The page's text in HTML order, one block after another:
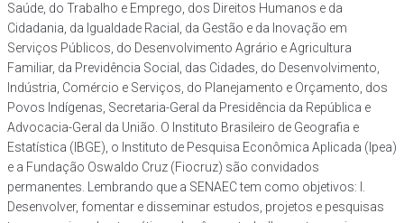
Saúde, do Trabalho e Emprego, dos Direitos Humanos e da
Cidadania, da Igualdade Racial, da Gestão e da Inovação em
Serviços Públicos, do Desenvolvimento Agrário e Agricultura
Familiar, da Previdência Social, das Cidades, do Desenvolvimento,
Indústria, Comércio e Serviços, do Planejamento e Orçamento, dos
Povos Indígenas, Secretaria-Geral da Presidência da República e
Advocacia-Geral da União. O Instituto Brasileiro de Geografia e
Estatística (IBGE), o Instituto de Pesquisa Econômica Aplicada (Ipea)
e a Fundação Oswaldo Cruz (Fiocruz) são convidados
permanentes. Lembrando que a SENAEC tem como objetivos: I.
Desenvolver, fomentar e disseminar estudos, projetos e pesquisas